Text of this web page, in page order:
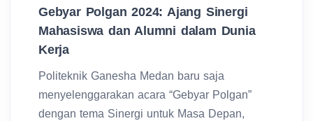
Gebyar Polgan 2024: Ajang Sinergi
Mahasiswa dan Alumni dalam Dunia
Kerja
Politeknik Ganesha Medan baru saja
menyelenggarakan acara “Gebyar Polgan”
dengan tema Sinergi untuk Masa Depan,